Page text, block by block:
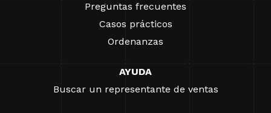
Preguntas frecuentes
Casos prácticos
Ordenanzas
AYUDA
Buscar un representante de ventas